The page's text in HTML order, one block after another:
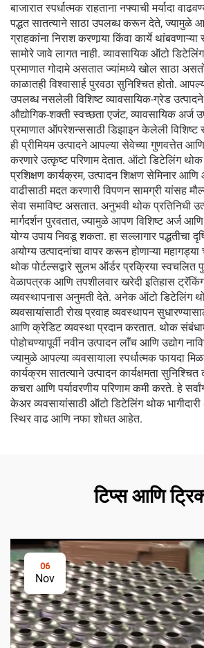
बाजारात स्पर्धात्मक राहताना नफ्याची मर्यादा
पद्धत सातत्याने साठा उपलब्ध करून देते, ज्यामुळे
ग्राहकांना निराश करणार्‍या किंवा कार्ये
सामोरे जावे लागत नाही. व्यावसायिक ऑटो
प्रमाणात गोदामे असतात ज्यांमध्ये खोल साठा
काळातही विश्वासार्ह पुरवठा सुनिश्चित होतो.
उपलब्ध नसलेली विशिष्ट व्यावसायिक-ग्रेड
औद्योगिक-शक्ती स्वच्छता एजंट, व्यावसायिक
प्रमाणात ऑपरेशन्ससाठी डिझाइन केलेली विशिष्ट
ही प्रीमियम उत्पादने आपल्या सेवेच्या गुणवत्तेत
करणारे उत्कृष्ट परिणाम देतात. ऑटो डिटेलिंग थोक
प्रशिक्षण कार्यक्रम, उत्पादन शिक्षण सेमिनार
वाढीसाठी मदत करणारी विपणन सामग्री यांसह
सेवा समाविष्ट असतात. अनुभवी थोक प्रतिनिधी
मार्गदर्शन पुरवतात, ज्यामुळे आपण विशिष्ट अर्ज
योग्य उपाय निवडू शकता. हा सल्लागार पद्धतीचा
अयोग्य उत्पादनांचा वापर करून होणाऱ्या
थोक पोर्टल्सद्वारे सुलभ ऑर्डर प्रक्रिया स्वचलित
वेळापत्रक आणि तपशीलवार खरेदी इतिहास ट्रॅकिंग
व्यवस्थापनास अनुमती देते. अनेक ऑटो डिटेलिंग
व्यवसायांसाठी रोख प्रवाह व्यवस्थापन
आणि क्रेडिट व्यवस्था प्रदान करतात. थोक
पोहोचण्यापूर्वी नवीन उत्पादन लाँच आणि उद्योग
ज्यामुळे आपल्या व्यवसायाला स्पर्धात्मक फायदा
कार्यक्रम सातत्याने उत्पादन कार्यक्षमता
कचरा आणि पर्यावरणीय परिणाम कमी करते. हे
केअर व्यवसायांसाठी ऑटो डिटेलिंग थोक भागीदारी
स्थिर वाढ आणि नफा शोधत आहेत.
टिप्स आणि
06
Nov